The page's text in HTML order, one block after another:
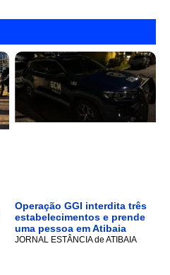
Operação GGI interdita três
estabelecimentos e prende
uma pessoa em Atibaia
JORNAL ESTÂNCIA de ATIBAIA